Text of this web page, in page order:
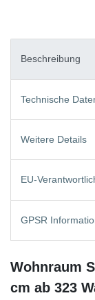
Beschreibung
Technische
Weitere Details
EU-
GPSR
Wohnraum
cm ab 323